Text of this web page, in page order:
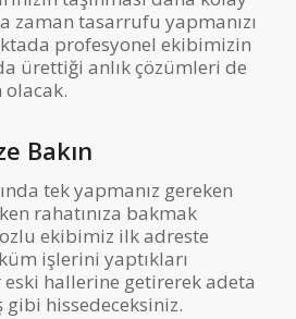
zaman tasarrufu yapmanızı
profesyonel ekibimizin
ürettiği anlık çözümleri de
Bakın
tek yapmanız gereken
rahatınıza bakmak
ekibimiz ilk adreste
işlerini yaptıkları
eski hallerine getirerek adeta
gibi hissedeceksiniz.